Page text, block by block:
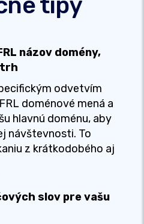
názov domény,
odvetvím
doménové mená a
hlavnú doménu, aby
návštevnosti. To
z krátkodobého aj
slov pre vašu